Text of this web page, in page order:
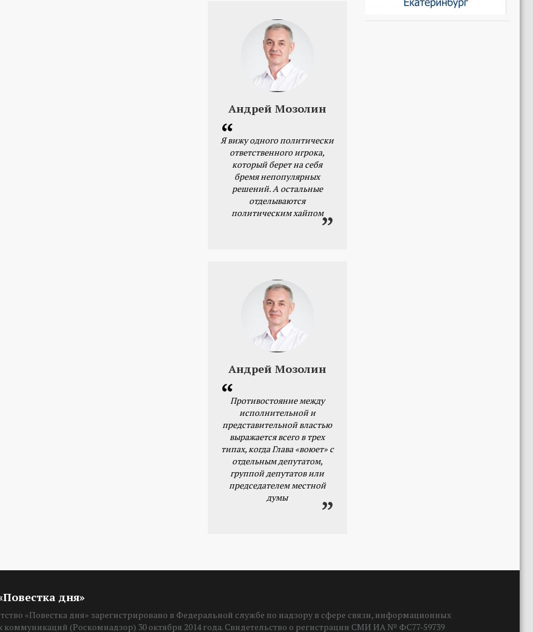
Андрей Мозолин
Я вижу одного политически
ответственного игрока,
который берет на себя
бремя непопулярных
решений. А остальные
отделываются
политическим хайпом
Андрей Мозолин
Противостояние между
исполнительной и
представительной властью
выражается всего в трех
типах, когда Глава «воюет» с
отдельным депутатом,
группой депутатов или
председателем местной
думы
дня»
«Повестка дня» зарегистрировано в Федеральной службе по надзору в сфере связи, информационных
коммуникаций (Роскомнадзор) 30 октября 2014 года. Свидетельство о регистрации СМИ ИА № ФС77-59739